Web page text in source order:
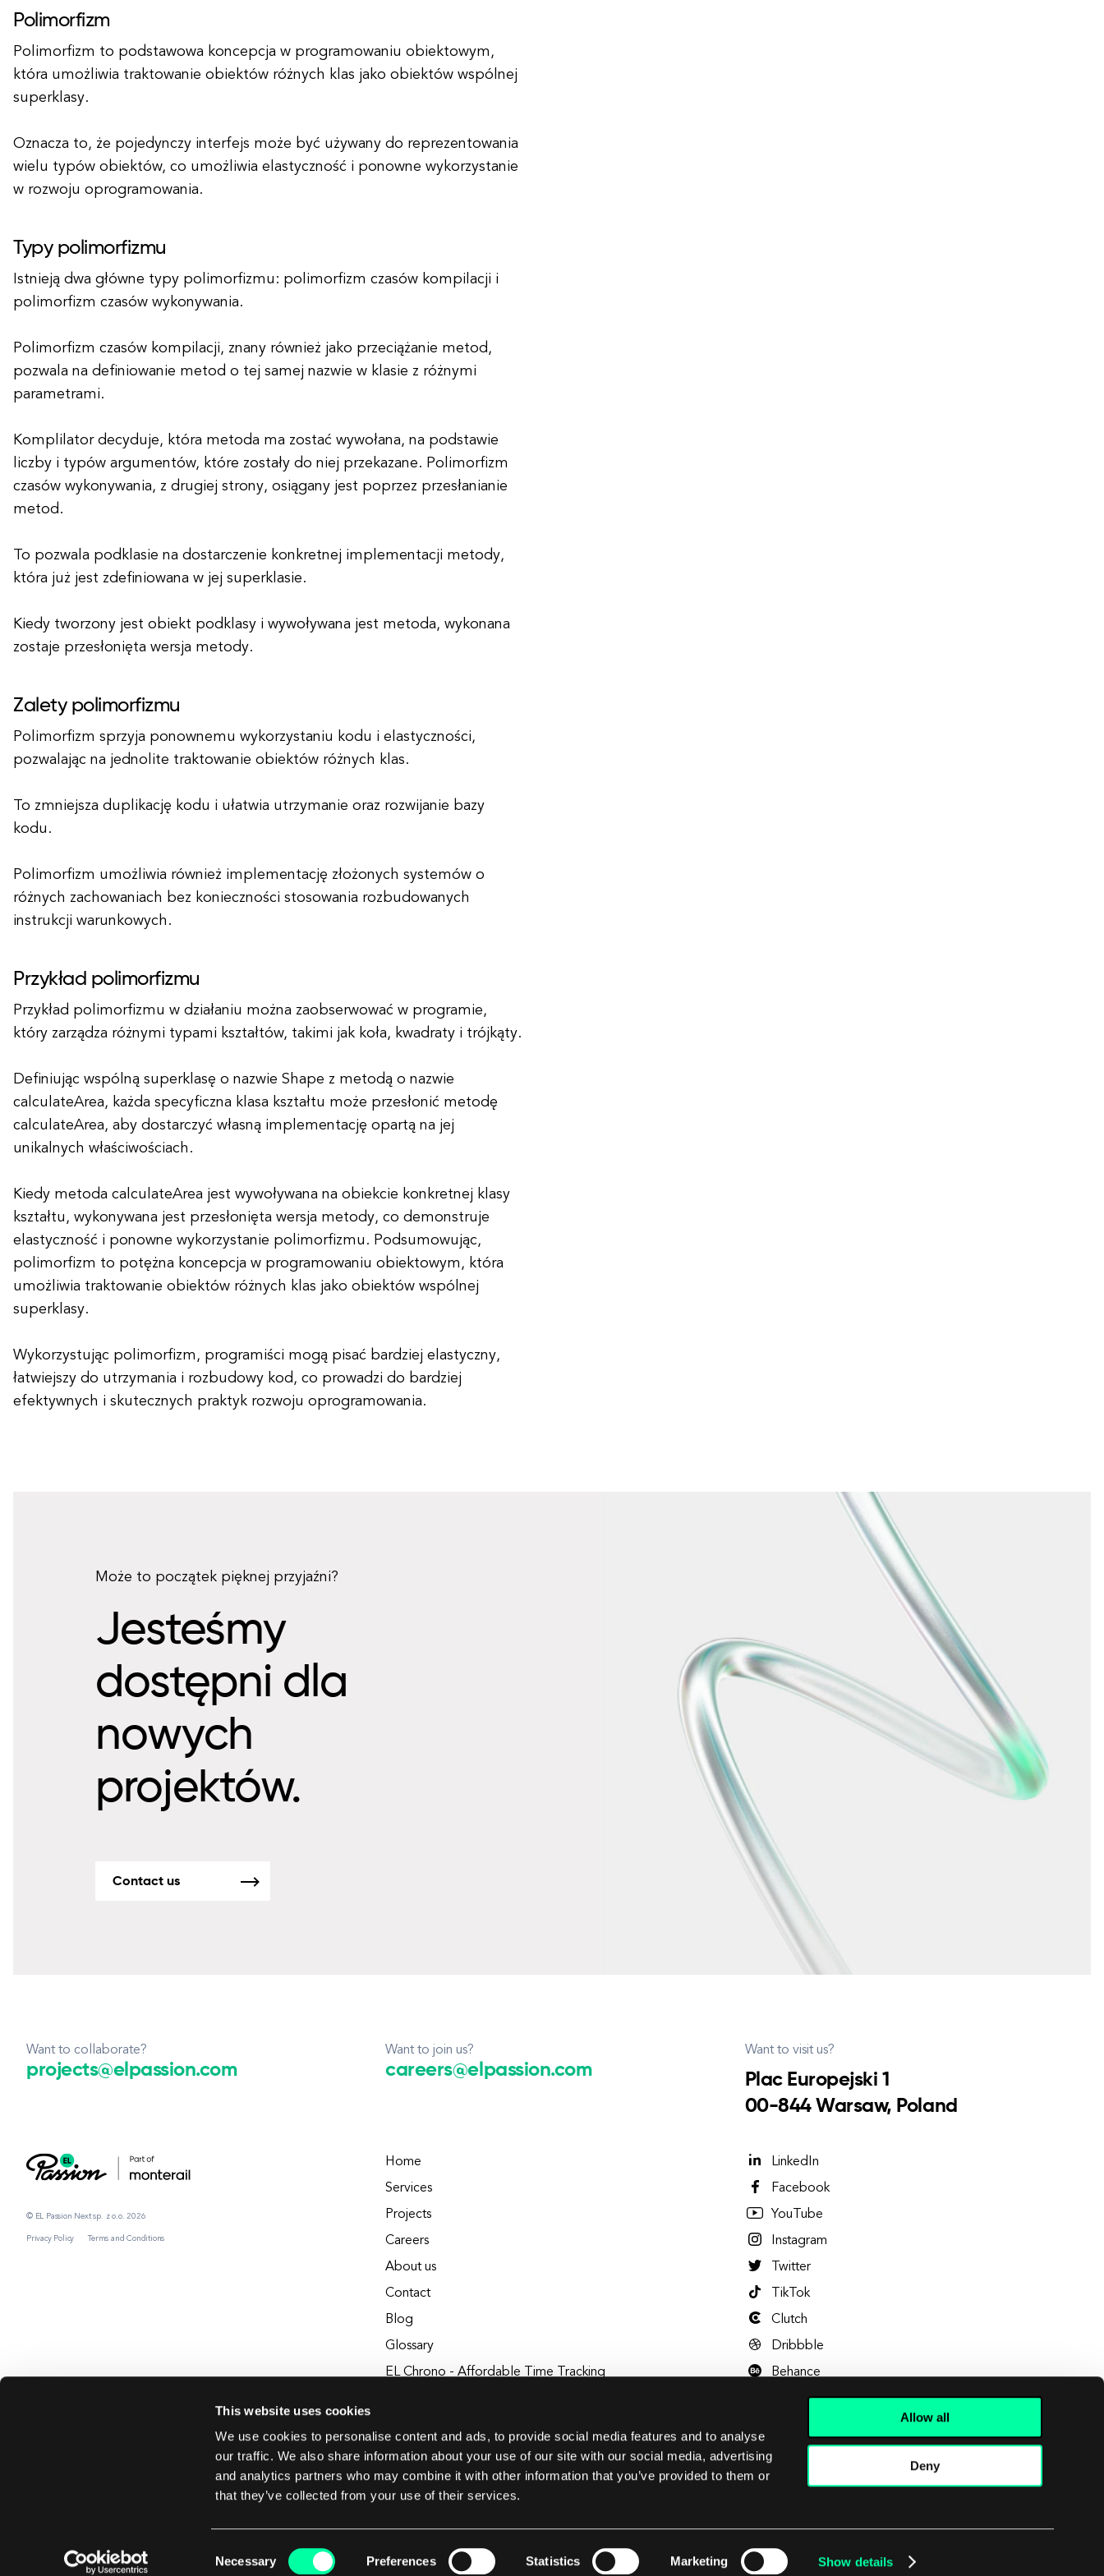
This website uses cookies
We use cookies to personalise content and ads, to provide social media features and to analyse
our traffic. We also share information about your use of our site with our social media, advertising
and analytics partners who may combine it with other information that you’ve provided to them or
that they’ve collected from your use of their services.
Selection
Necessary Preferences Statistics Marketing Show details
Allow all
Deny
Polimorfizm
Polimorfizm to podstawowa koncepcja w programowaniu obiektowym,
która umożliwia traktowanie obiektów różnych klas jako obiektów wspólnej
superklasy.
Oznacza to, że pojedynczy interfejs może być używany do reprezentowania
wielu typów obiektów, co umożliwia elastyczność i ponowne wykorzystanie
w rozwoju oprogramowania.
Typy polimorfizmu
Istnieją dwa główne typy polimorfizmu: polimorfizm czasów kompilacji i
polimorfizm czasów wykonywania.
Polimorfizm czasów kompilacji, znany również jako przeciążanie metod,
pozwala na definiowanie metod o tej samej nazwie w klasie z różnymi
parametrami.
Komplilator decyduje, która metoda ma zostać wywołana, na podstawie
liczby i typów argumentów, które zostały do niej przekazane. Polimorfizm
czasów wykonywania, z drugiej strony, osiągany jest poprzez przesłanianie
metod.
To pozwala podklasie na dostarczenie konkretnej implementacji metody,
która już jest zdefiniowana w jej superklasie.
Kiedy tworzony jest obiekt podklasy i wywoływana jest metoda, wykonana
zostaje przesłonięta wersja metody.
Zalety polimorfizmu
Polimorfizm sprzyja ponownemu wykorzystaniu kodu i elastyczności,
pozwalając na jednolite traktowanie obiektów różnych klas.
To zmniejsza duplikację kodu i ułatwia utrzymanie oraz rozwijanie bazy
kodu.
Polimorfizm umożliwia również implementację złożonych systemów o
różnych zachowaniach bez konieczności stosowania rozbudowanych
instrukcji warunkowych.
Przykład polimorfizmu
Przykład polimorfizmu w działaniu można zaobserwować w programie,
który zarządza różnymi typami kształtów, takimi jak koła, kwadraty i trójkąty.
Definiując wspólną superklasę o nazwie Shape z metodą o nazwie
calculateArea, każda specyficzna klasa kształtu może przesłonić metodę
calculateArea, aby dostarczyć własną implementację opartą na jej
unikalnych właściwościach.
Kiedy metoda calculateArea jest wywoływana na obiekcie konkretnej klasy
kształtu, wykonywana jest przesłonięta wersja metody, co demonstruje
elastyczność i ponowne wykorzystanie polimorfizmu. Podsumowując,
polimorfizm to potężna koncepcja w programowaniu obiektowym, która
umożliwia traktowanie obiektów różnych klas jako obiektów wspólnej
superklasy.
Wykorzystując polimorfizm, programiści mogą pisać bardziej elastyczny,
łatwiejszy do utrzymania i rozbudowy kod, co prowadzi do bardziej
efektywnych i skutecznych praktyk rozwoju oprogramowania.
Może to początek pięknej przyjaźni?
Jesteśmy
dostępni dla
nowych
projektów.
Contact us
Want to collaborate?
projects@elpassion.com
Want to join us?
careers@elpassion.com
Want to visit us?
Plac Europejski 1
00-844 Warsaw, Poland
© EL Passion Next sp. z o.o. 2026
Privacy Policy Terms and Conditions
Home
Services
Projects
Careers
About us
Contact
Blog
Glossary
EL Chrono - Affordable Time Tracking
LinkedIn
Facebook
YouTube
Instagram
Twitter
TikTok
Clutch
Dribbble
Behance